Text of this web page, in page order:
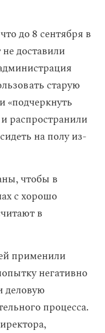
до 8 сентября в
доставили
старую
«подчеркнуть
распространили
на полу из-
чтобы в
с хорошо
в
применили
негативно
деловую
процесса.